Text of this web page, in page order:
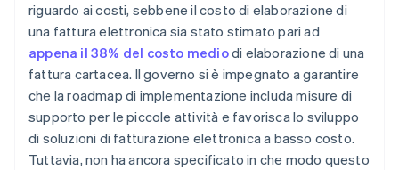
riguardo ai costi, sebbene il costo di elaborazione di
una fattura elettronica sia stato stimato pari ad
appena il 38% del costo mediodi elaborazione di una
fattura cartacea. Il governo si è impegnato a garantire
che la roadmap di implementazione includa misure di
supporto per le piccole attività e favorisca lo sviluppo
di soluzioni di fatturazione elettronica a basso costo.
Tuttavia, non ha ancora specificato in che modo questo